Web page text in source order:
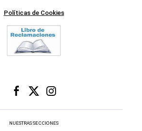
Políticas de Cookies
NUESTRAS SECCIONES